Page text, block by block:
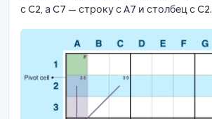
с C2, а C7 — строку с A7 и столбец с C2.